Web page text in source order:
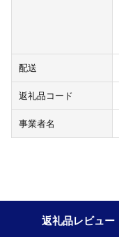
配送
返礼品コード
事業者名
返礼品レビュー